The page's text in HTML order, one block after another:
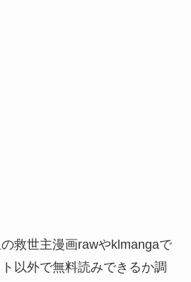
救世主漫画rawやklmangaで
以外で無料読みできるか調